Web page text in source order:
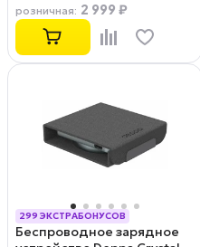
розничная: 2 999 ₽
299 ЭКСТРАБОНУСОВ
РАССРОЧКА 0-0-12
Беспроводное зарядное